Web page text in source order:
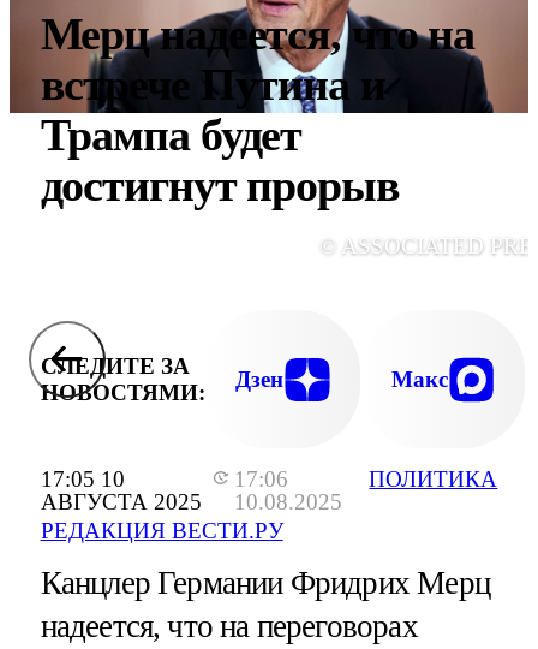
17:05 10
АВГУСТА 2025
17:06
10.08.2025
РЕДАКЦИЯ ВЕСТИ.РУ
ПОЛИТИКА
Мерц надеется, что на
встрече Путина и
Трампа будет
достигнут прорыв
© ASSOCIATED
СЛЕДИТЕ ЗА
НОВОСТЯМИ:
Дзен Макс
Канцлер Германии Фридрих Мерц
надеется, что на переговорах